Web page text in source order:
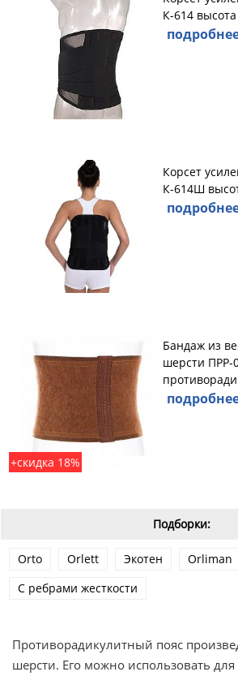
К-614
Корсет
К-614Ш
+скидка 18%
Бандаж из
шерсти ПРР-
Подборки:
Orto Orlett Экотен Orliman
С ребрами жесткости
Противорадикулитный пояс
шерсти. Его можно использовать